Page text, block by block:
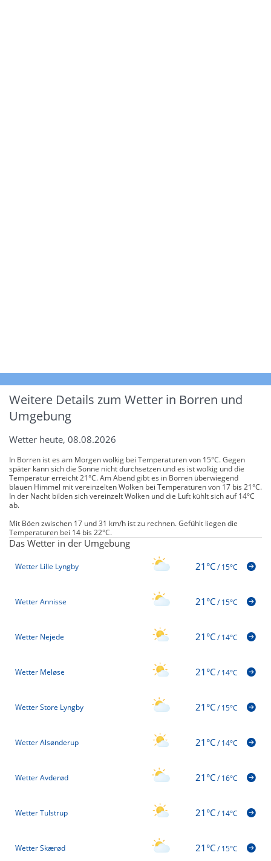
Weitere Details zum Wetter in Borren und
Umgebung
Wetter heute, 08.08.2026
In Borren ist es am Morgen wolkig bei Temperaturen von 15°C. Gegen
später kann sich die Sonne nicht durchsetzen und es ist wolkig und die
Temperatur erreicht 21°C. Am Abend gibt es in Borren überwiegend
blauen Himmel mit vereinzelten Wolken bei Temperaturen von 17 bis 21°C.
In der Nacht bilden sich vereinzelt Wolken und die Luft kühlt sich auf 14°C
ab.
Mit Böen zwischen 17 und 31 km/h ist zu rechnen. Gefühlt liegen die
Temperaturen bei 14 bis 22°C.
Das Wetter in der Umgebung
Wetter Lille Lyngby 21°C/15°C
Wetter Annisse 21°C/15°C
Wetter Nejede 21°C/14°C
Wetter Meløse 21°C/14°C
Wetter Store Lyngby 21°C/15°C
Wetter Alsønderup 21°C/14°C
Wetter Avderød 21°C/16°C
Wetter Tulstrup 21°C/14°C
Wetter Skærød 21°C/15°C